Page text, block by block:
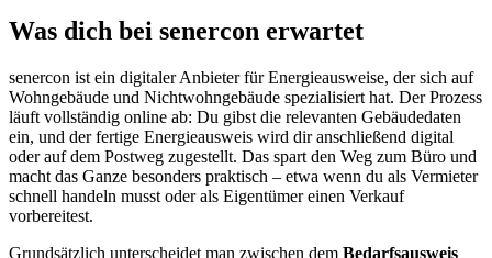
Was dich bei senercon erwartet
senercon ist ein digitaler Anbieter für Energieausweise, der sich auf
Wohngebäude und Nichtwohngebäude spezialisiert hat. Der Prozess
läuft vollständig online ab: Du gibst die relevanten Gebäudedaten
ein, und der fertige Energieausweis wird dir anschließend digital
oder auf dem Postweg zugestellt. Das spart den Weg zum Büro und
macht das Ganze besonders praktisch – etwa wenn du als Vermieter
schnell handeln musst oder als Eigentümer einen Verkauf
vorbereitest.
Grundsätzlich unterscheidet man zwischen dem Bedarfsausweis